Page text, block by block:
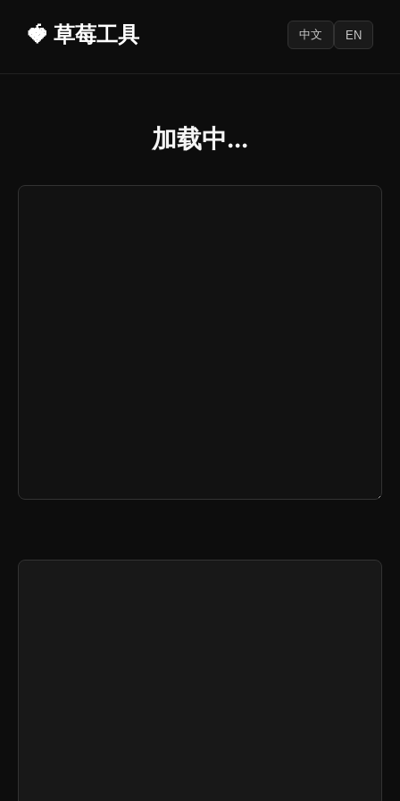
🍓 草莓工具 中文 EN
加载中...